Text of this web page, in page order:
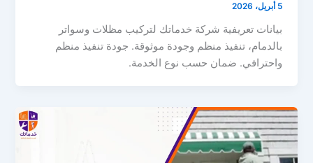
5 أبريل، 2026
بيانات تعريفية شركة خدماتك لتركيب مظلات وسواتر
بالدمام، تنفيذ منظم وجودة موثوقة. جودة تنفيذ منظم
واحترافي. ضمان حسب نوع الخدمة.